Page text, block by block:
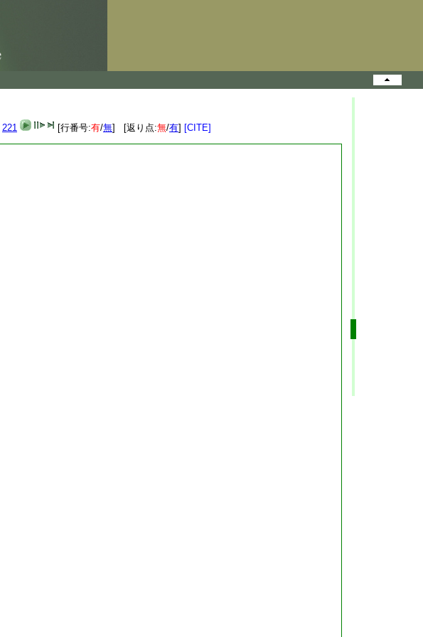
221 [行番号:有/無] [返り点:無/有] [CITE]